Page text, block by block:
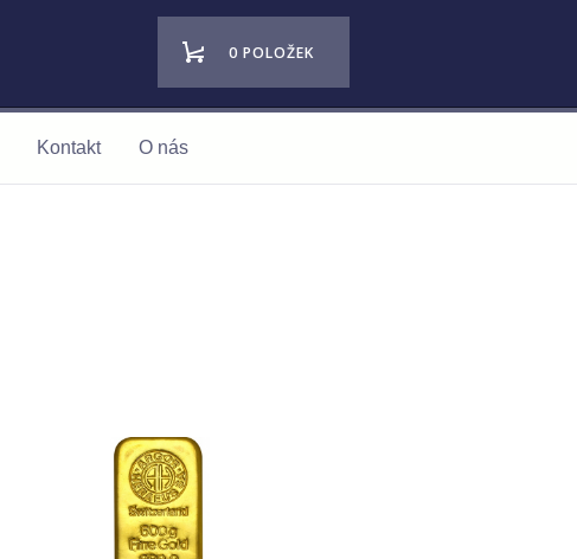
0 POLOŽEK
Kontakt O nás